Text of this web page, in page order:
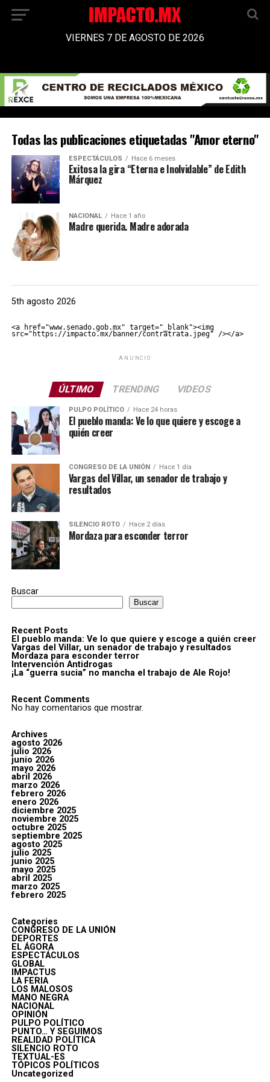
VIERNES 7 DE AGOSTO DE 2026
Todas las publicaciones etiquetadas "Amor eterno"
ESPECTÁCULOS Hace 6 meses
Exitosa la gira “Eterna e Inolvidable” de Edith
Márquez
NACIONAL Hace 1 año
Madre querida. Madre adorada
5th agosto 2026
<a href="www.senado.gob.mx" target="_blank"><img
src="https://impacto.mx/banner/contratrata.jpeg" /></a>
ANUNCIO
ÚLTIMO TRENDING VIDEOS
PULPO POLÍTICO Hace 24 horas
El pueblo manda: Ve lo que quiere y escoge a
quién creer
CONGRESO DE LA UNIÓN Hace 1 día
Vargas del Villar, un senador de trabajo y
resultados
SILENCIO ROTO Hace 2 días
Mordaza para esconder terror
Buscar
Buscar
Recent Posts
El pueblo manda: Ve lo que quiere y escoge a quién creer
Vargas del Villar, un senador de trabajo y resultados
Mordaza para esconder terror
Intervención Antidrogas
¡La “guerra sucia” no mancha el trabajo de Ale Rojo!
Recent Comments
No hay comentarios que mostrar.
Archives
agosto 2026
julio 2026
junio 2026
mayo 2026
abril 2026
marzo 2026
febrero 2026
enero 2026
diciembre 2025
noviembre 2025
octubre 2025
septiembre 2025
agosto 2025
julio 2025
junio 2025
mayo 2025
abril 2025
marzo 2025
febrero 2025
Categories
CONGRESO DE LA UNIÓN
DEPORTES
EL ÁGORA
ESPECTÁCULOS
GLOBAL
IMPACTUS
LA FERIA
LOS MALOSOS
MANO NEGRA
NACIONAL
OPINIÓN
PULPO POLÍTICO
PUNTO… Y SEGUIMOS
REALIDAD POLÍTICA
SILENCIO ROTO
TEXTUAL-ES
TÓPICOS POLÍTICOS
Uncategorized